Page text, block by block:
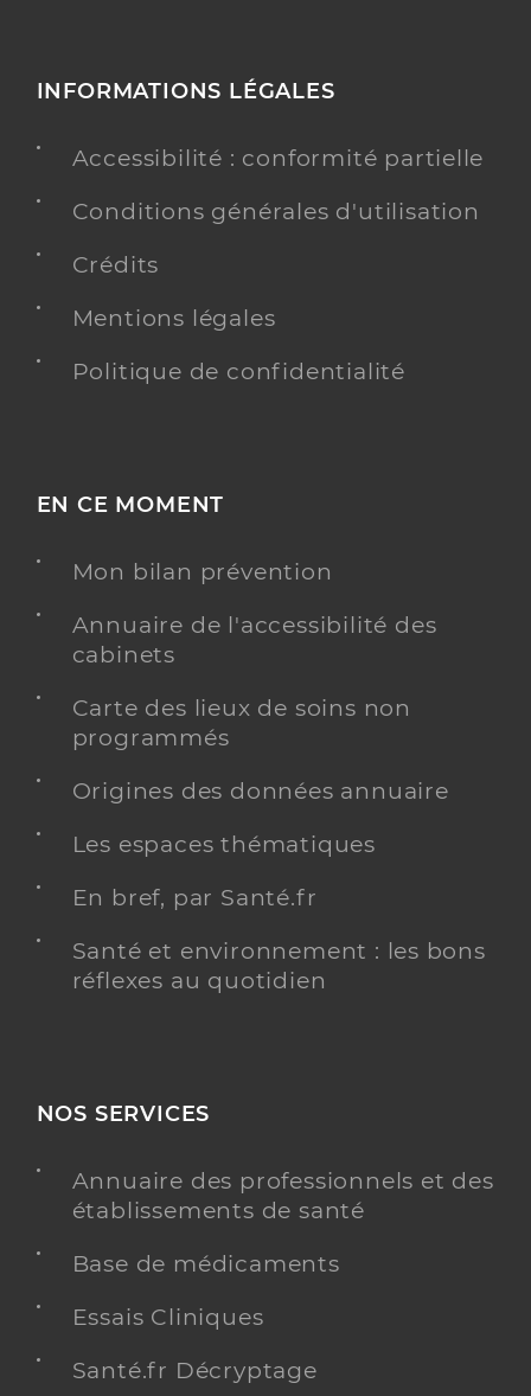
INFORMATIONS LÉGALES
Accessibilité : conformité partielle
Conditions générales d'utilisation
Crédits
Mentions légales
Politique de confidentialité
EN CE MOMENT
Mon bilan prévention
Annuaire de l'accessibilité des
cabinets
Carte des lieux de soins non
programmés
Origines des données annuaire
Les espaces thématiques
En bref, par Santé.fr
Santé et environnement : les bons
réflexes au quotidien
NOS SERVICES
Annuaire des professionnels et des
établissements de santé
Base de médicaments
Essais Cliniques
Santé.fr Décryptage